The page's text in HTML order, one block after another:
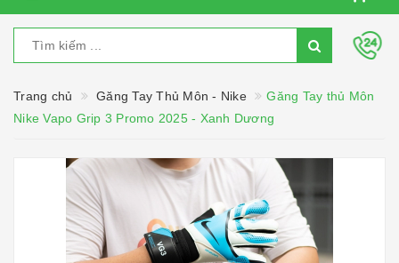
Trang chủ Găng Tay Thủ Môn - Nike
Găng Tay thủ Môn
Nike Vapo Grip 3 Promo 2025 - Xanh Dương